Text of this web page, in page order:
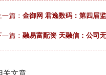
篇： 金御网 君逸数码：第四届
篇： 融易富配资 天融信：公司